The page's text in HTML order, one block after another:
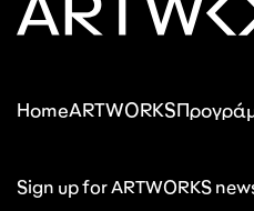
HomeARTWORKS
Sign up for ARTWORKS